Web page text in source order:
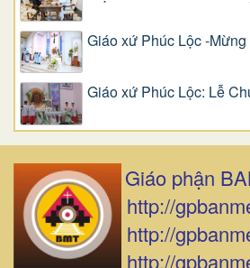
Giáo xứ Phúc Lộc -
Giáo xứ Phúc Lộc: Lễ
Giáo phận
http://
http://
http://